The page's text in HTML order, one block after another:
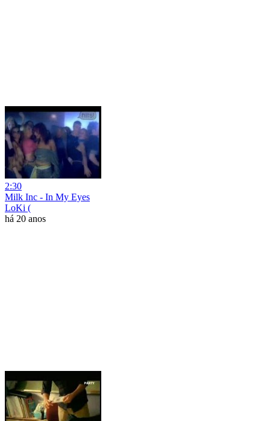
2:30
Milk Inc - In My Eyes
LoKi (
há 20 anos